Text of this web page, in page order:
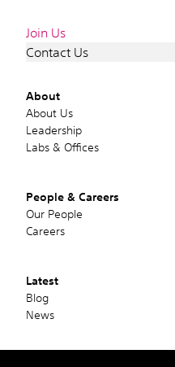
About
About Us
Leadership
Labs & Offices
People & Careers
Our People
Careers
Latest
Blog
News
Join Us
Contact Us